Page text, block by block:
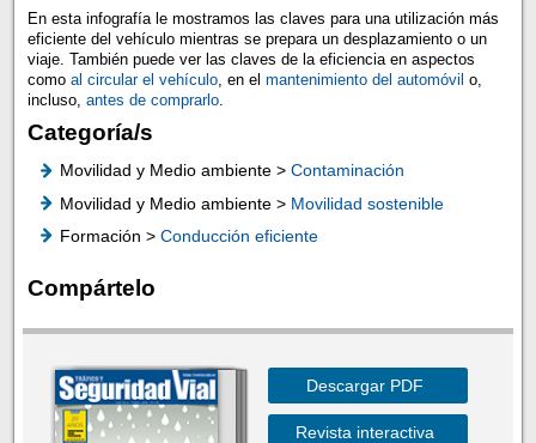
En esta infografía le mostramos las claves para una utilización más
eficiente del vehículo mientras se prepara un desplazamiento o un
viaje. También puede ver las claves de la eficiencia en aspectos
como al circular el vehículo, en el mantenimiento del automóvil o,
incluso, antes de comprarlo.
Categoría/s
Movilidad y Medio ambiente > Contaminación
Movilidad y Medio ambiente > Movilidad sostenible
Formación > Conducción eficiente
Compártelo
Descargar PDF
Revista interactiva